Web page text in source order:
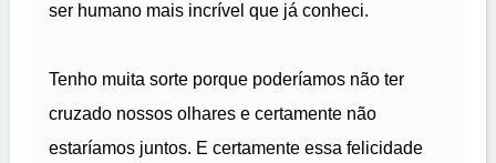
ser humano mais incrível que já conheci.
Tenho muita sorte porque poderíamos não ter
cruzado nossos olhares e certamente não
estaríamos juntos. E certamente essa felicidade